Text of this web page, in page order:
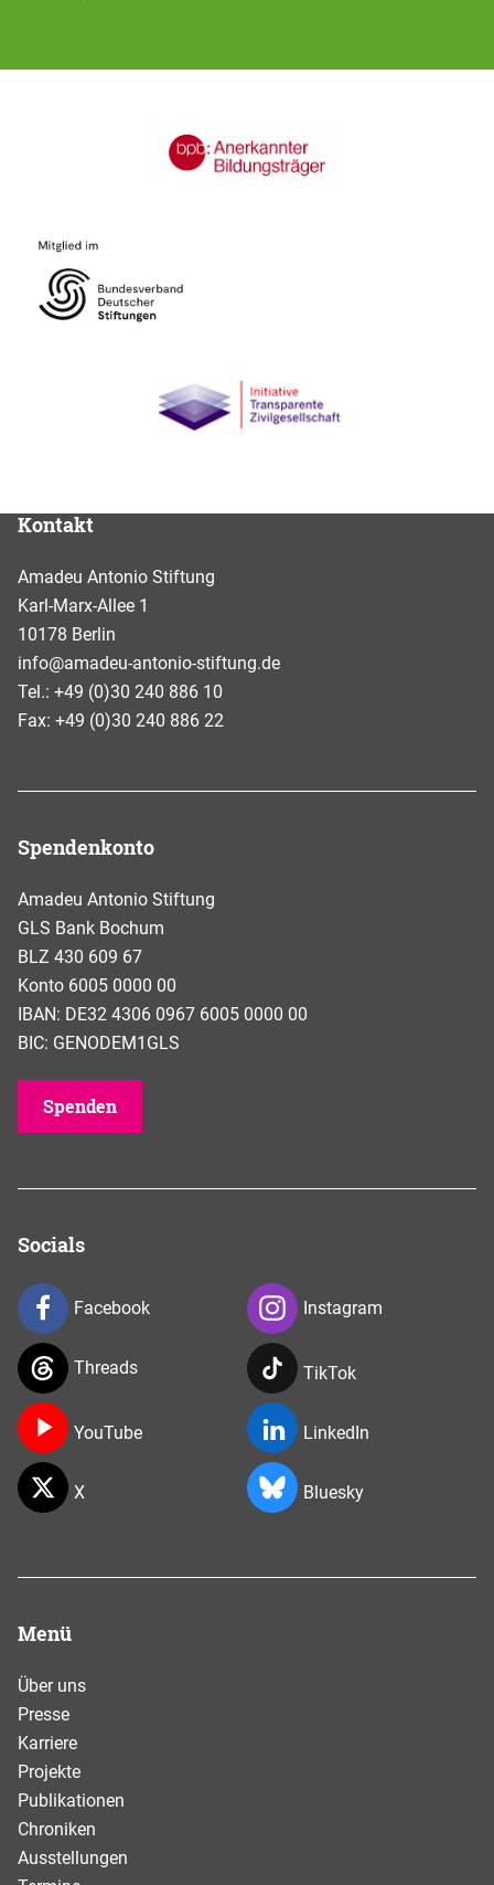
Kontakt
Amadeu Antonio Stiftung
Karl-Marx-Allee 1
10178 Berlin
info@amadeu-antonio-stiftung.de
Tel.: +49 (0)30 240 886 10
Fax: +49 (0)30 240 886 22
Spendenkonto
Amadeu Antonio Stiftung
GLS Bank Bochum
BLZ 430 609 67
Konto 6005 0000 00
IBAN: DE32 4306 0967 6005 0000 00
BIC: GENODEM1GLS
Spenden
Socials
Facebook Instagram
Threads TikTok
YouTube LinkedIn
X Bluesky
Menü
Über uns
Presse
Karriere
Projekte
Publikationen
Chroniken
Ausstellungen